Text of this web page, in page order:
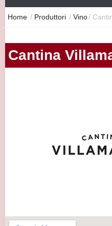
Home / Produttori / Vino/
Cantina